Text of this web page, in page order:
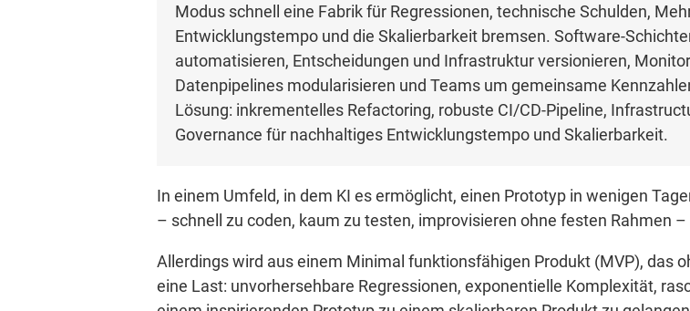
Modus schnell eine Fabrik für Regressionen, technische Schulden,
Entwicklungstempo und die Skalierbarkeit bremsen. Software-
automatisieren, Entscheidungen und Infrastruktur versionieren,
Datenpipelines modularisieren und Teams um gemeinsame
Lösung: inkrementelles Refactoring, robuste CI/CD-Pipeline,
Governance für nachhaltiges Entwicklungstempo und Skalierbarkeit.
In einem Umfeld, in dem KI es ermöglicht, einen Prototyp in wenigen
– schnell zu coden, kaum zu testen, improvisieren ohne festen Rahmen –
Allerdings wird aus einem Minimal funktionsfähigen Produkt (MVP), das
eine Last: unvorhersehbare Regressionen, exponentielle Komplexität,